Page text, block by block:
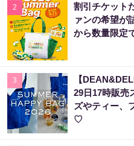
2
割引チケット
ァンの希望が
から数量限定
3
【
29日17時販売
ズやティー、
♡